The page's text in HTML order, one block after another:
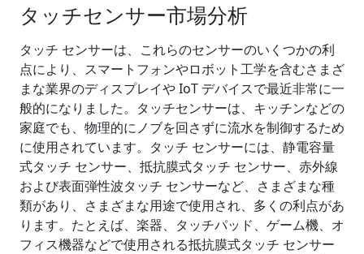
タッチセンサー市場分析
タッチ センサーは、これらのセンサーのいくつかの利
点により、スマートフォンやロボット工学を含むさまざ
まな業界のディスプレイや IoT デバイスで最近非常に一
般的になりました。タッチセンサーは、キッチンなどの
家庭でも、物理的にノブを回さずに流水を制御するため
に使用されています。タッチ センサーには、静電容量
式タッチ センサー、抵抗膜式タッチ センサー、赤外線
および表面弾性波タッチ センサーなど、さまざまな種
類があり、さまざまな用途で使用され、多くの利点があ
ります。たとえば、楽器、タッチパッド、ゲーム機、オ
フィス機器などで使用される抵抗膜式タッチ センサー